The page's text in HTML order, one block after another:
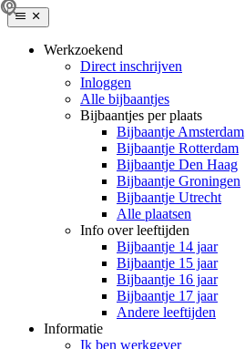
Werkzoekend
Direct inschrijven
Inloggen
Alle bijbaantjes
Bijbaantjes per plaats
Bijbaantje Amsterdam
Bijbaantje Rotterdam
Bijbaantje Den Haag
Bijbaantje Groningen
Bijbaantje Utrecht
Alle plaatsen
Info over leeftijden
Bijbaantje 14 jaar
Bijbaantje 15 jaar
Bijbaantje 16 jaar
Bijbaantje 17 jaar
Andere leeftijden
Informatie
Ik ben werkgever